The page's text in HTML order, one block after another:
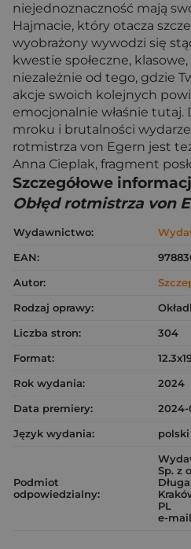
niejednoznaczność mają
Hajmacie, który otacza
wyobrażony wywodzi się
kwestie społeczne,
niezależnie od tego, gdzie
akcje swoich kolejnych
emocjonalnie właśnie
mroku i brutalności
rotmistrza von Egern jest
Anna Cieplak, fragment
Szczegółowe
Obłęd rotmistrza von
Wydawnictwo:
EAN:
Autor:
Rodzaj oprawy:
Liczba stron:
304
Format:
Rok wydania:
2024
Data premiery:
2024-
Język wydania:
polski
Podmiot
odpowiedzialny:
Sp. z
Długa
PL
e-